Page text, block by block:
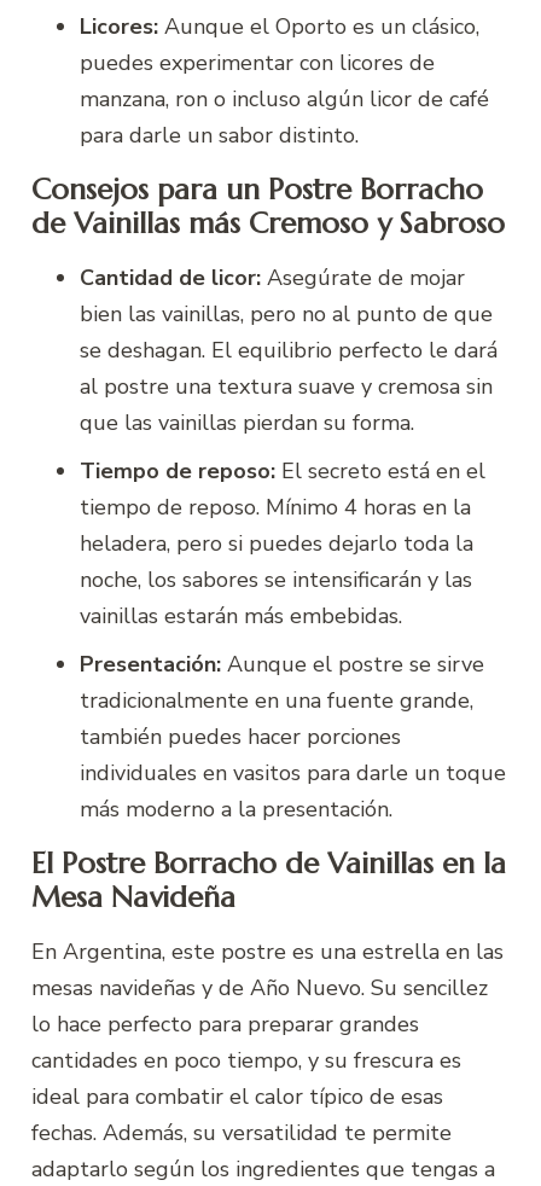
Licores: Aunque el Oporto es un clásico,
puedes experimentar con licores de
manzana, ron o incluso algún licor de café
para darle un sabor distinto.
Consejos para un Postre Borracho
de Vainillas más Cremoso y Sabroso
Cantidad de licor: Asegúrate de mojar
bien las vainillas, pero no al punto de que
se deshagan. El equilibrio perfecto le dará
al postre una textura suave y cremosa sin
que las vainillas pierdan su forma.
Tiempo de reposo: El secreto está en el
tiempo de reposo. Mínimo 4 horas en la
heladera, pero si puedes dejarlo toda la
noche, los sabores se intensificarán y las
vainillas estarán más embebidas.
Presentación: Aunque el postre se sirve
tradicionalmente en una fuente grande,
también puedes hacer porciones
individuales en vasitos para darle un toque
más moderno a la presentación.
El Postre Borracho de Vainillas en la
Mesa Navideña
En Argentina, este postre es una estrella en las
mesas navideñas y de Año Nuevo. Su sencillez
lo hace perfecto para preparar grandes
cantidades en poco tiempo, y su frescura es
ideal para combatir el calor típico de esas
fechas. Además, su versatilidad te permite
adaptarlo según los ingredientes que tengas a